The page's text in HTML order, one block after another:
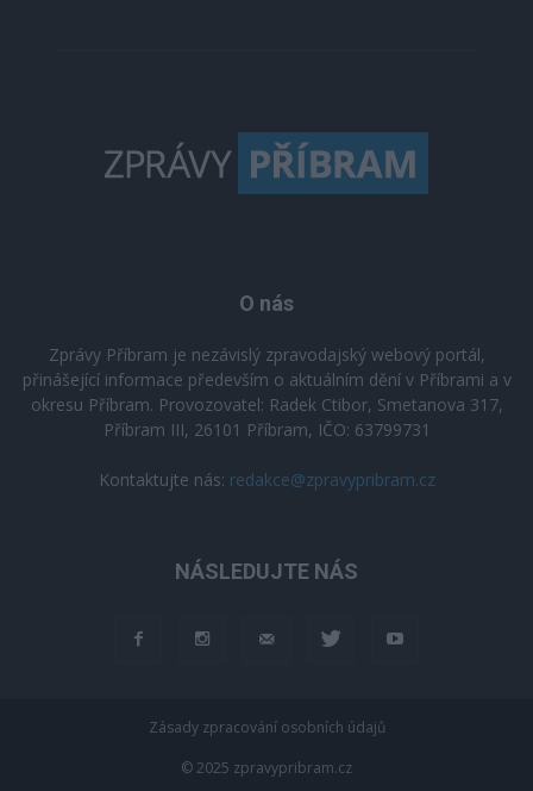
O nás
Zprávy Příbram je nezávislý zpravodajský webový portál,
přinášející informace především o aktuálním dění v Příbrami a v
okresu Příbram. Provozovatel: Radek Ctibor, Smetanova 317,
Příbram III, 26101 Příbram, IČO: 63799731
Kontaktujte nás: redakce@zpravypribram.cz
NÁSLEDUJTE NÁS
Zásady zpracování osobních údajů
© 2025 zpravypribram.cz